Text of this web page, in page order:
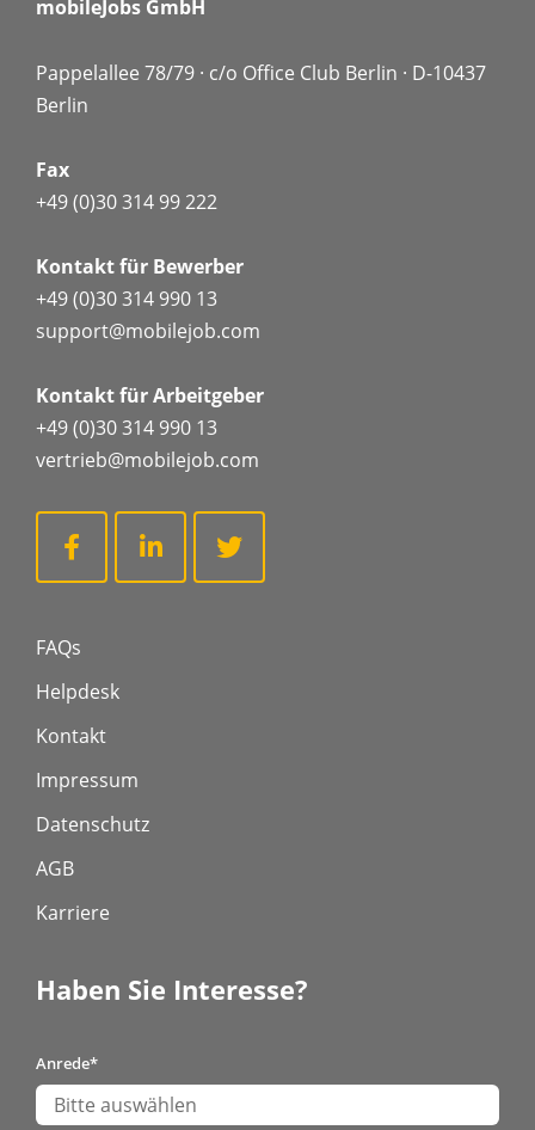
Anfrage.
mobileJobs GmbH
Pappelallee 78/79 · c/o Office Club Berlin · D-10437
Berlin
Fax
+49 (0)30 314 99 222
Kontakt für Bewerber
+49 (0)30 314 990 13
support@mobilejob.com
Kontakt für Arbeitgeber
+49 (0)30 314 990 13
vertrieb@mobilejob.com
FAQs
Helpdesk
Kontakt
Impressum
Datenschutz
AGB
Karriere
Haben Sie Interesse?
Anrede*